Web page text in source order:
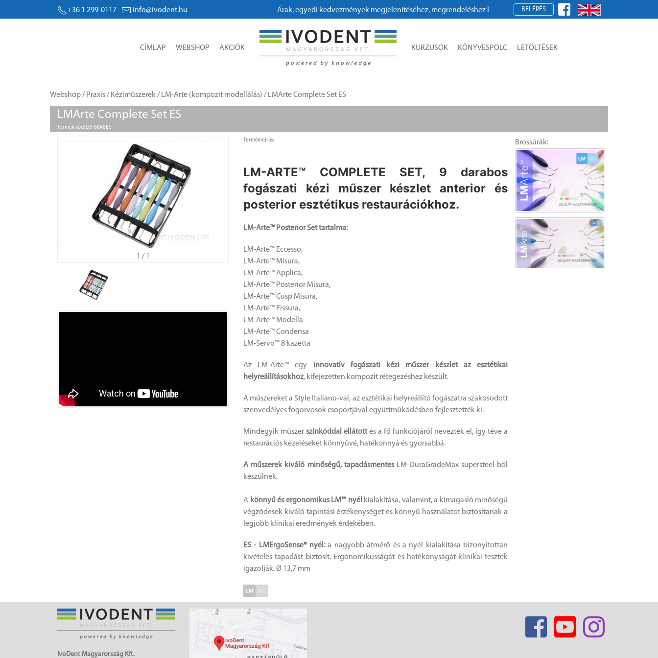
+36 1 299-0117 info@ivodent.hu Árak, egyedi kedvezmények megjelenítéséhez, megrendeléshez kérjük, regisztráljon! BELÉPÉS
CÍMLAP WEBSHOP AKCIÓK KURZUSOK KÖNYVESPOLC LETÖLTÉSEK
Webshop/ Praxis/ Kéziműszerek/ LM-Arte (kompozit modellálás) / LMArte Complete Set ES
LMArte Complete Set ES
Termék kód: LM-6848ES
1 / 1
Termékleírás:
LM-ARTE™ COMPLETE SET, 9 darabos
fogászati kézi műszer készlet anterior és
posterior esztétikus restaurációkhoz.
LM-Arte™ Posterior Set tartalma:
LM-Arte™ Eccesso,
LM-Arte™ Misura,
LM-Arte™ Applica,
LM-Arte™ Posterior Misura,
LM-Arte™ Cusp Misura,
LM-Arte™ Fissura,
LM-Arte™ Modella
LM-Arte™ Condensa
LM-Servo™ 8 kazetta
Az LM-Arte™ egy innovatív fogászati kézi műszer készlet az esztétikai
helyreállításokhoz, kifejezetten kompozit rétegezéshez készült.
A műszereket a Style Italiano-val, az esztétikai helyreállító fogászatra szakosodott
szenvedélyes fogorvosok csoportjával együttműködésben fejlesztették ki.
Mindegyik műszer színkóddal ellátottés a fő funkciójáról nevezték el, így téve a
restaurációs kezeléseket könnyűvé, hatékonnyá és gyorsabbá.
A műszerek kiváló minőségű, tapadásmentesLM-DuraGradeMax supersteel-ből
készülnek.
A könnyű és ergonomikus LM™ nyél kialakítása, valamint, a kimagasló minőségű
végződések kiváló tapintási érzékenységet és könnyű használatot biztosítanak a
legjobb klinikai eredmények érdekében.
ES - LMErgoSense® nyél:a nagyobb átmérő és a nyél kialakítása bizonyítottan
kivételes tapadást biztosít. Ergonomikusságát és hatékonyságát klinikai tesztek
igazolják. Ø 13,7 mm
Brossúrák:
IvoDent Magyarország Kft.